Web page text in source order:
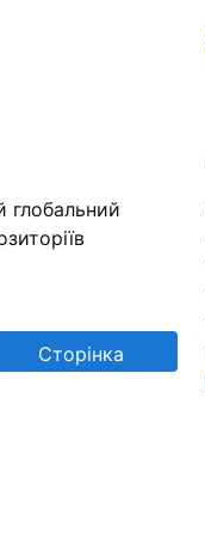
глобальний
Сторінка